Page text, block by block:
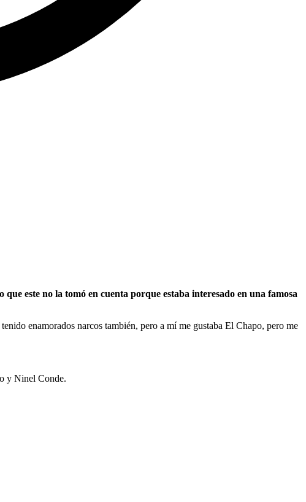
este no la tomó en cuenta porque estaba interesado en una famosa
enamorados narcos también, pero a mí me gustaba El Chapo, pero me
y Ninel Conde.